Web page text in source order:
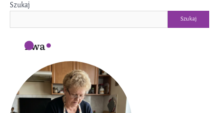
Szukaj
Szukaj
Ewa